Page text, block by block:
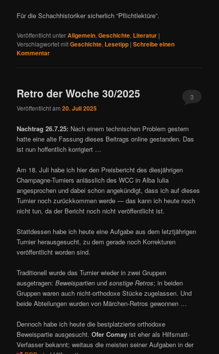
Für die Schachhistoriker sicherlich “Pflichtlektüre”.
Veröffentlicht unterAllgemein,Geschichte, Literatur |
Verschlagwortet mitGeschichte, Lesetipp |Schreibe einen
Kommentar
Retro der Woche 30/2025
Veröffentlicht am20. Juli 2025
3
Nachtrag 26.7.25: Nach einem technischen Problem gestern
hatte eine alte Fassung dieses Beitrags online gestanden. Das
ist nun hoffentlich korrigiert …
Am 18. Juli habe ich hier den Preisbericht des diesjährigen
Champagne-Turniers anlässlich des WCC in Alba Iulia
angesprochen und dabei schon angekündigt, dass ich auf dieses
Turnier noch zurückkommen werde — das kann ich heute noch
nicht tun, da der Bericht noch nicht veröffentlicht ist.
Stattdessen habe ich heute eine Aufgabe aus dem letztjährigen
Turnier herausgesucht, zu dem gerade noch Korrekturen
veröffentlicht worden sind.
Traditionell wurde das Turnier wieder in zwei Gruppen
ausgetragen:Beweispartien undsonstige Retros; in beiden
Gruppen waren auch nicht-orthodoxe Stücke zugelassen. Und
beide Abteilungen wurden von Märchen-Retros gewonnen …
Dennoch habe ich heute die bestplatzierte orthodoxe
Beweispartie ausgesucht.Ofer Comay ist eher als Hilfsmatt-
Verfasser bekannt; weitaus die meisten seiner Aufgaben in der